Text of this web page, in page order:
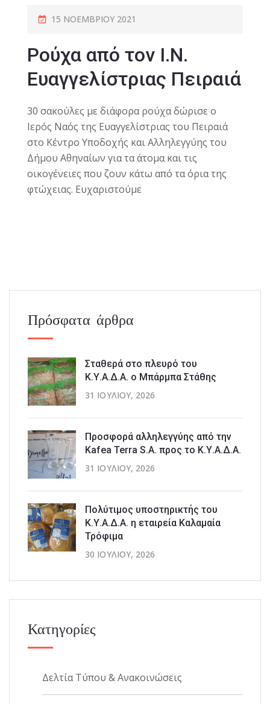
15 ΝΟΕΜΒΡΊΟΥ 2021
Ρούχα από τον Ι.Ν.
Ευαγγελίστριας Πειραιά
30 σακούλες με διάφορα ρούχα δώρισε ο
Ιερός Ναός της Ευαγγελίστριας του Πειραιά
στο Κέντρο Υποδοχής και Αλληλεγγύης του
Δήμου Αθηναίων για τα άτομα και τις
οικογένειες που ζουν κάτω από τα όρια της
φτώχειας. Ευχαριστούμε
Πρόσφατα άρθρα
Σταθερά στο πλευρό του
Κ.Υ.Α.Δ.Α. ο Μπάρμπα Στάθης
31 ΙΟΥΛΊΟΥ, 2026
Προσφορά αλληλεγγύης από την
Kafea Terra S.A. προς το Κ.Υ.Α.Δ.Α.
31 ΙΟΥΛΊΟΥ, 2026
Πολύτιμος υποστηρικτής του
Κ.Υ.Α.Δ.Α. η εταιρεία Καλαμαία
Τρόφιμα
30 ΙΟΥΛΊΟΥ, 2026
Κατηγορίες
Δελτία Τύπου & Ανακοινώσεις